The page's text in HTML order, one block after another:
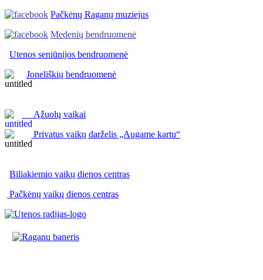
Pačkėnų Raganų muziejus
Medenių bendruomenė
Utenos seniūnijos bendruomenė
Joneliškių bendruomenė
Ąžuolų vaikai
Privatus vaikų darželis „Augame kartu“
Biliakiemio vaikų dienos centras
Pačkėnų vaikų dienos centras